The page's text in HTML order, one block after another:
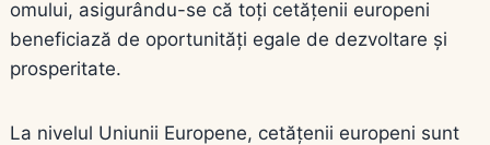
omului, asigurându-se că toți cetățenii europeni
beneficiază de oportunități egale de dezvoltare și
prosperitate.
La nivelul Uniunii Europene, cetățenii europeni sunt